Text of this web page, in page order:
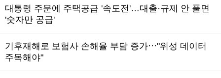
대통령 주문에 주택공급 '속도전'…대출·규제 안 풀면
'숫자만 공급'
기후재해로 보험사 손해율 부담 증가⋯"위성 데이터
주목해야"